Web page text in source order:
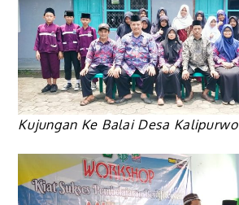
Kujungan Ke Balai Desa Kalipurwo